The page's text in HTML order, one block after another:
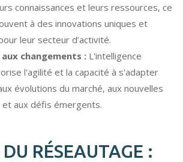
connaissances et leurs ressources, ce
à des innovations uniques et
leur secteur d’activité.
changements : L'intelligence
l'agilité et la capacité à s'adapter
évolutions du marché, aux nouvelles
aux défis émergents.
RÉSEAUTAGE :